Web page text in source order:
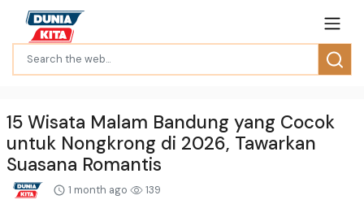
15 Wisata Malam Bandung yang Cocok
untuk Nongkrong di 2026, Tawarkan
Suasana Romantis
1 month ago 139